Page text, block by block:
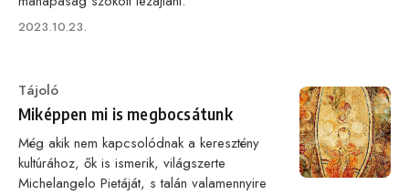
Published
2023.10.23.
Category
Tájoló
Miképpen mi is megbocsátunk
Még akik nem kapcsolódnak a keresztény
kultúrához, ők is ismerik, világszerte
Michelangelo Pietáját, s talán valamennyire